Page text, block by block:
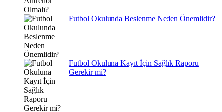
Futbol Okulunda Beslenme Neden Önemlidir?
Futbol Okuluna Kayıt İçin Sağlık Raporu
Gerekir mi?